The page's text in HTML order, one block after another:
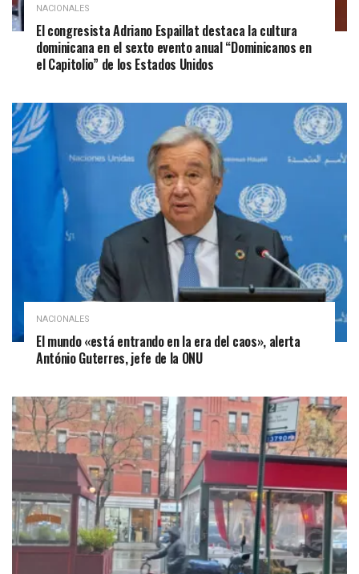
NACIONALES
El congresista Adriano Espaillat destaca la cultura
dominicana en el sexto evento anual “Dominicanos en
el Capitolio” de los Estados Unidos
NACIONALES
El mundo «está entrando en la era del caos», alerta
António Guterres, jefe de la ONU